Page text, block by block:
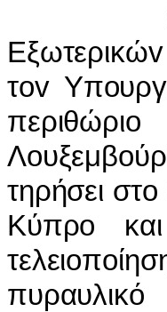
29
τov
τηρήσει
Κύπρo